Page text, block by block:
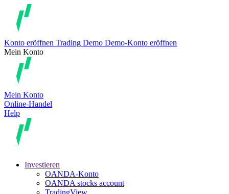
Konto eröffnen Trading Demo Demo-Konto eröffnen
Mein Konto
Mein Konto
Online-Handel
Help
Investieren
OANDA-Konto
OANDA stocks account
TradingView